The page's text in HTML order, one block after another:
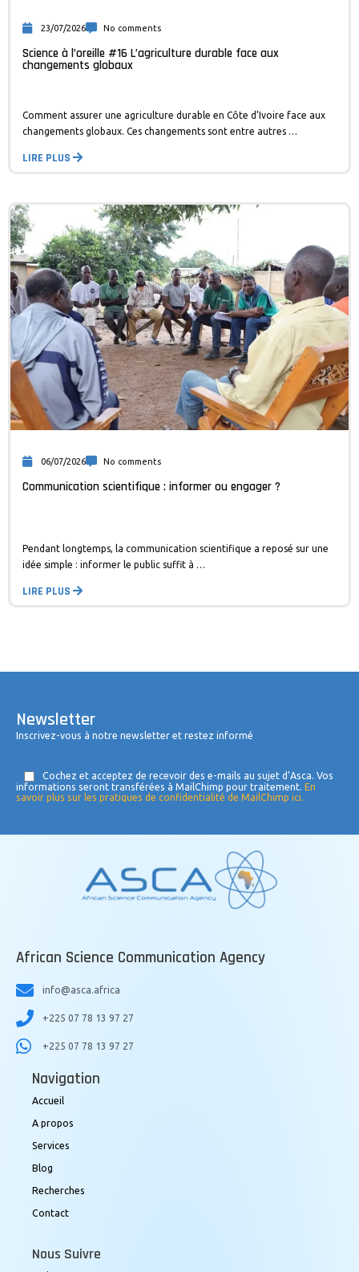
23/07/2026 No comments
Science à l’oreille #16 L’agriculture durable face aux
changements globaux
Comment assurer une agriculture durable en Côte d’Ivoire face aux
changements globaux. Ces changements sont entre autres …
LIRE PLUS
06/07/2026 No comments
Communication scientifique : informer ou engager ?
Pendant longtemps, la communication scientifique a reposé sur une
idée simple : informer le public suffit à …
LIRE PLUS
Newsletter
Inscrivez-vous à notre newsletter et restez informé
Cochez et acceptez de recevoir des e-mails au sujet d’Asca. Vos
informations seront transférées à MailChimp pour traitement. En
savoir plus sur les pratiques de confidentialité de MailChimp ici.
African Science Communication Agency
info@asca.africa
+225 07 78 13 97 27
+225 07 78 13 97 27
Navigation
Accueil
A propos
Services
Blog
Recherches
Contact
Nous Suivre